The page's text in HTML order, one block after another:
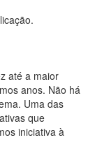
até a maior
anos. Não há
Uma das
que
iniciativa à